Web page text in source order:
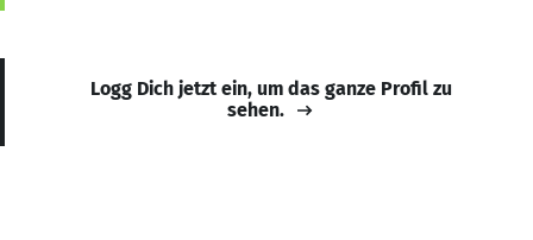
Logg Dich jetzt ein, um das ganze Profil zu
sehen.